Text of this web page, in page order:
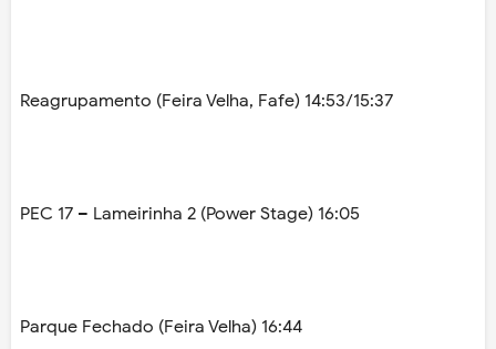
Reagrupamento (Feira Velha, Fafe) 14:53/15:37
PEC 17 – Lameirinha 2 (Power Stage) 16:05
Parque Fechado (Feira Velha) 16:44